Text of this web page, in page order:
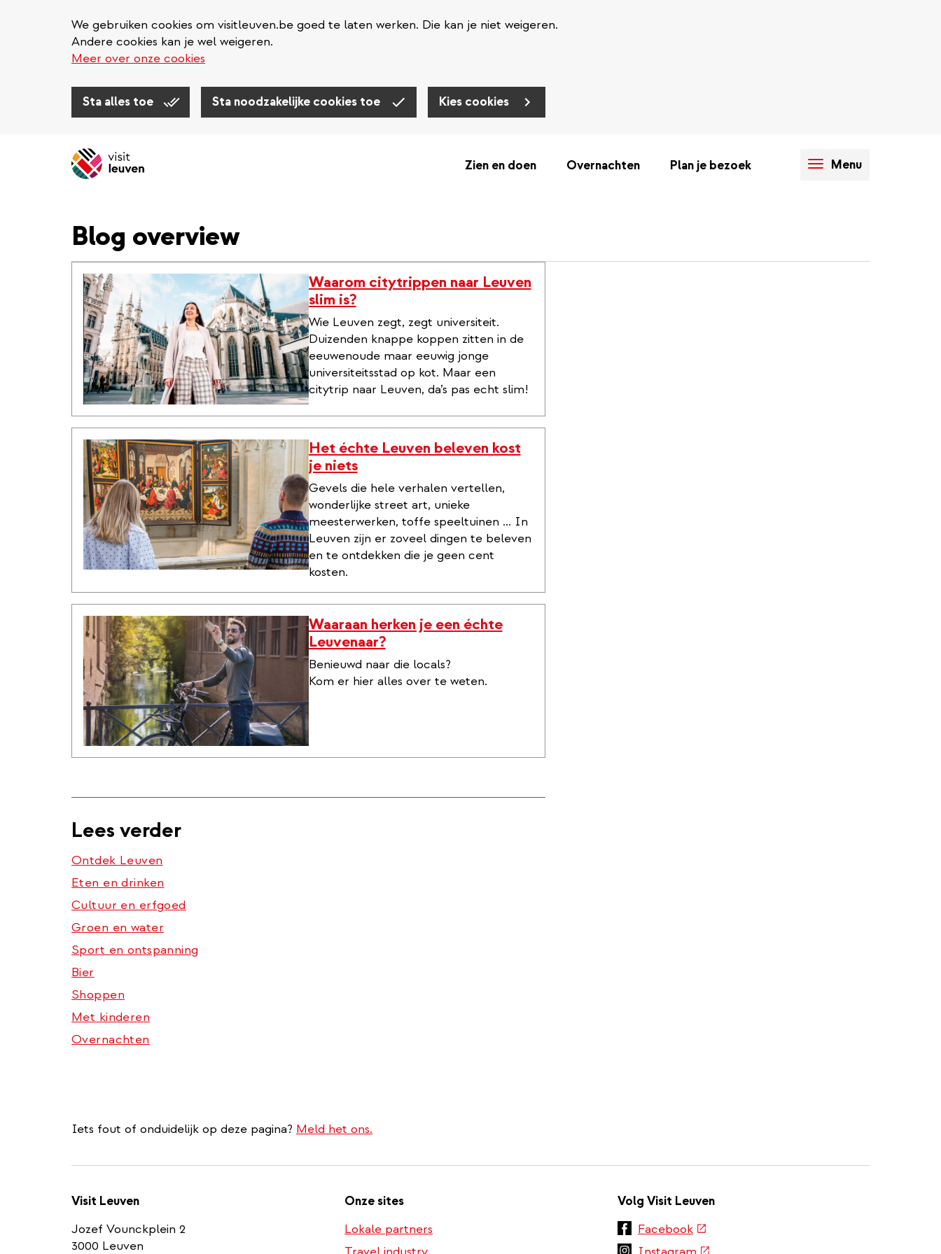
We gebruiken cookies om visitleuven.be goed te laten werken. Die kan je niet weigeren.
Andere cookies kan je wel weigeren.
Meer over onze cookies
Sta alles toe Sta noodzakelijke cookies toe Kies cookies
Zien en doen Overnachten Plan je bezoek Menu
Blog overview
Waarom citytrippen naar Leuven
slim is?
Wie Leuven zegt, zegt universiteit.
Duizenden knappe koppen zitten in de
eeuwenoude maar eeuwig jonge
universiteitsstad op kot. Maar een
citytrip naar Leuven, da’s pas echt slim!
Het échte Leuven beleven kost
je niets
Gevels die hele verhalen vertellen,
wonderlijke street art, unieke
meesterwerken, toffe speeltuinen … In
Leuven zijn er zoveel dingen te beleven
en te ontdekken die je geen cent
kosten.
Waaraan herken je een échte
Leuvenaar?
Benieuwd naar die locals?
Kom er hier alles over te weten.
Lees verder
Ontdek Leuven
Eten en drinken
Cultuur en erfgoed
Groen en water
Sport en ontspanning
Bier
Shoppen
Met kinderen
Overnachten
Iets fout of onduidelijk op deze pagina? Meld het ons.
Visit Leuven
Jozef Vounckplein 2
3000 Leuven
Onze sites
Lokale partners
Volg Visit Leuven
Facebook(externe
link)